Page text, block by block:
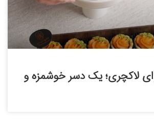
لاکچری؛ یک دسر خوشمزه و